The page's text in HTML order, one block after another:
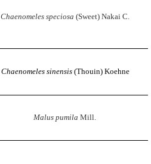
Chaenomeles speciosa (Sweet) Nakai C.
Chaenomeles sinensis(Thouin) Koehne
Malus pumila Mill.